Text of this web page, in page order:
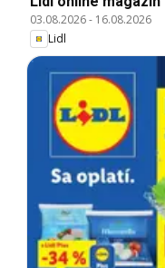
03.08.2026- 16.08.2026
Lidl